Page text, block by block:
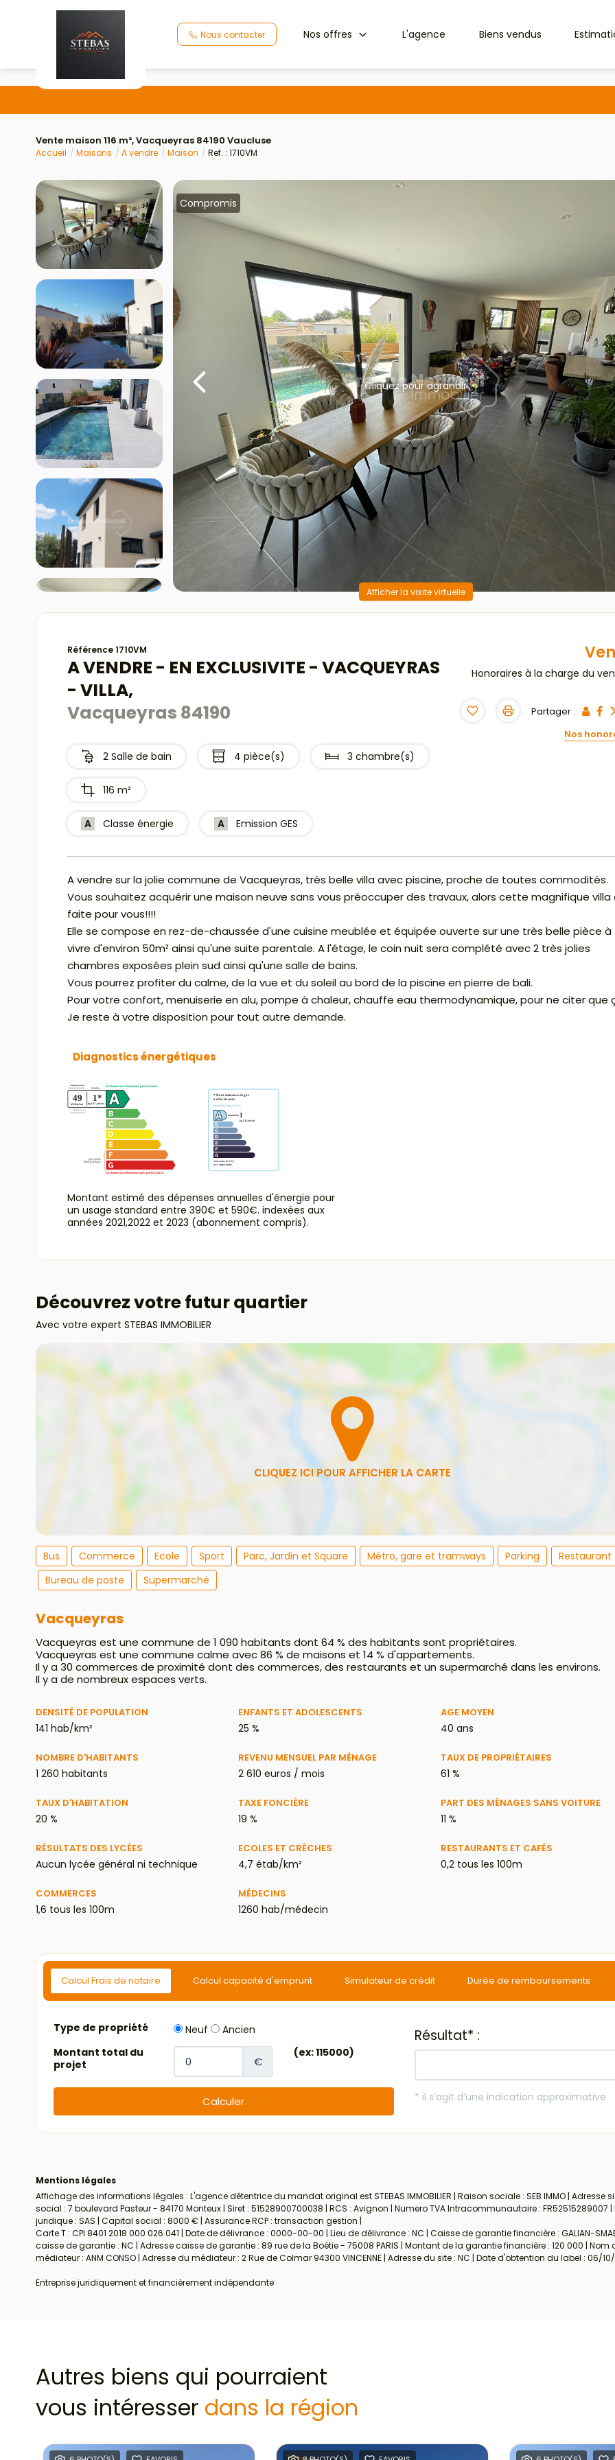
Nous contacter Nos offres L'agence Biens vendus
Vente maison 116 m², Vacqueyras 84190 Vaucluse
Accueil Maisons A vendre Maison Ref. : 1710VM
Compromis
Cliquez pour agrandir
Afficher la visite virtuelle
Référence 1710VM
A VENDRE - EN EXCLUSIVITE - VACQUEYRAS
- VILLA,
Vacqueyras 84190
2 Salle de bain 4 pièce(s) 3 chambre(s)
116 m²
A Classe énergie A Emission GES
Honoraires à la charge du
Partager :
Nos
A vendre sur la jolie commune de Vacqueyras, très belle villa avec piscine, proche de toutes commodités.
Vous souhaitez acquérir une maison neuve sans vous préoccuper des travaux, alors cette magnifique villa
faite pour vous!!!!
Elle se compose en rez-de-chaussée d'une cuisine meublée et équipée ouverte sur une très belle pièce à
vivre d'environ 50m² ainsi qu'une suite parentale. A l'étage, le coin nuit sera complété avec 2 très jolies
chambres exposées plein sud ainsi qu'une salle de bains.
Vous pourrez profiter du calme, de la vue et du soleil au bord de la piscine en pierre de bali.
Pour votre confort, menuiserie en alu, pompe à chaleur, chauffe eau thermodynamique, pour ne citer que
Je reste à votre disposition pour tout autre demande.
Diagnostics énergétiques
Montant estimé des dépenses annuelles d'énergie pour
un usage standard entre 390€ et 590€. indexées aux
années 2021,2022 et 2023 (abonnement compris).
Découvrez votre futur quartier
Avec votre expert STEBAS IMMOBILIER
Bus Commerce Ecole Sport Parc, Jardin et Square Métro, gare et tramways Parking
Restaurant
Bureau de poste
Supermarché
Vacqueyras
Vacqueyras est une commune de 1 090 habitants dont 64 % des habitants sont propriétaires.
Vacqueyras est une commune calme avec 86 % de maisons et 14 % d'appartements.
Il y a 30 commerces de proximité dont des commerces, des restaurants et un supermarché dans les environs.
Il y a de nombreux espaces verts.
DENSITÉ DE POPULATION
141 hab/km²
ENFANTS ET ADOLESCENTS
25 %
AGE MOYEN
40 ans
NOMBRE D'HABITANTS
1 260 habitants
REVENU MENSUEL PAR MÉNAGE
2 610 euros / mois
TAUX DE PROPRIÉTAIRES
61 %
TAUX D'HABITATION
20 %
TAXE FONCIÈRE
19 %
PART DES MÉNAGES SANS VOITURE
11 %
RÉSULTATS DES LYCÉES
Aucun lycée général ni technique
ECOLES ET CRÈCHES
4,7 étab/km²
RESTAURANTS ET CAFÉS
0,2 tous les 100m
COMMERCES
1,6 tous les 100m
MÉDECINS
1260 hab/médecin
Calcul Frais de notaire Calcul capacité d'emprunt Simulateur de crédit Durée de remboursements
Mentions légales
Affichage des informations légales : L'agence détentrice du mandat original est STEBAS IMMOBILIER | Raison sociale : SEB IMMO | Adresse
social : 7 boulevard Pasteur - 84170 Monteux | Siret : 51528900700038 | RCS : Avignon | Numero TVA Intracommunautaire : FR52515289007 |
juridique : SAS | Capital social : 8000 € | Assurance RCP : transaction gestion |
Carte T : CPI 8401 2018 000 026 041 | Date de délivrance : 0000-00-00 | Lieu de délivrance : NC | Caisse de garantie financière : GALIAN-
caisse de garantie : NC | Adresse caisse de garantie : 89 rue de la Boétie - 75008 PARIS | Montant de la garantie financière : 120 000 | Nom
médiateur : ANM CONSO | Adresse du médiateur : 2 Rue de Colmar 94300 VINCENNE | Adresse du site : NC | Date d'obtention du label : 06/
Entreprise juridiquement et financièrement indépendante
Autres biens qui pourraient
vous intéresser dans la région